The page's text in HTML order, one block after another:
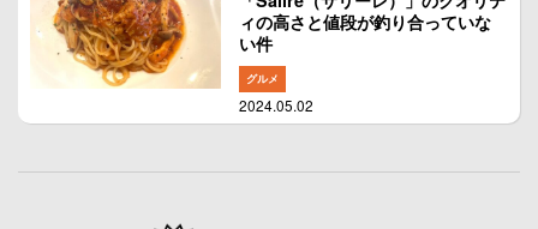
ィの高さと値段が釣り合っていな
い件
グルメ
2024.05.02